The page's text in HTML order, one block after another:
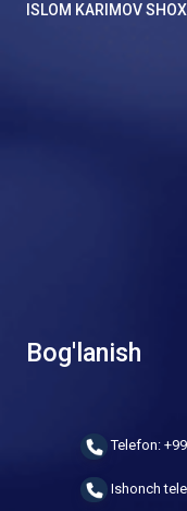
ISLOM KARIMOV
Bog'lanish
Telefon:
Ishonch